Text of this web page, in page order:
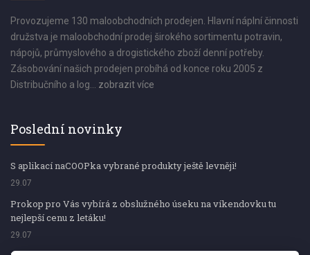
Provozujeme 130 maloobchodních prodejen. Hlavní náplní činnosti
družstva je maloobchodní prodej širokého sortimentu potravin,
nápojů, průmyslového a drogistického zboží denní potřeby.
Zásobování našich prodejen probíhá od konce roku 2005 z
Distribučního a log... zobrazit více
Poslední novinky
S aplikací naCOOPka vybrané produkty ještě levněji!
29.07
Prokop pro Vás vybírá z obslužného úseku na víkendovku tu
nejlepší cenu z letáku!
29.07